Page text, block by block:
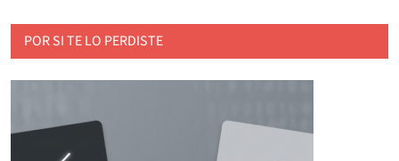
POR SI TE LO PERDISTE